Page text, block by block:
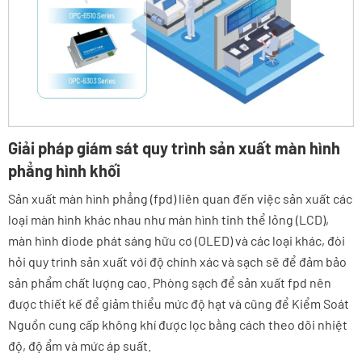
Giải pháp giám sát quy trình sản xuất màn hình
phẳng hình khối
Sản xuất màn hình phẳng (fpd) liên quan đến việc sản xuất các
loại màn hình khác nhau như màn hình tinh thể lỏng (LCD),
màn hình diode phát sáng hữu cơ (OLED) và các loại khác, đòi
hỏi quy trình sản xuất với độ chính xác và sạch sẽ để đảm bảo
sản phẩm chất lượng cao. Phòng sạch để sản xuất fpd nên
được thiết kế để giảm thiểu mức độ hạt và cũng để Kiểm Soát
Nguồn cung cấp không khí được lọc bằng cách theo dõi nhiệt
độ, độ ẩm và mức áp suất.